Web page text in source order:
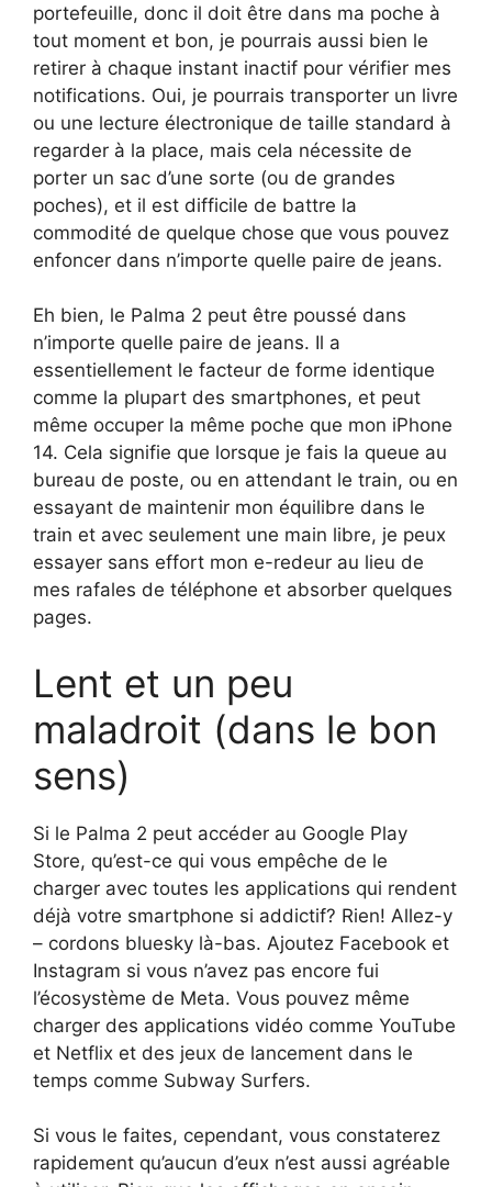
portefeuille, donc il doit être dans ma poche à
tout moment et bon, je pourrais aussi bien le
retirer à chaque instant inactif pour vérifier mes
notifications. Oui, je pourrais transporter un livre
ou une lecture électronique de taille standard à
regarder à la place, mais cela nécessite de
porter un sac d’une sorte (ou de grandes
poches), et il est difficile de battre la
commodité de quelque chose que vous pouvez
enfoncer dans n’importe quelle paire de jeans.
Eh bien, le Palma 2 peut être poussé dans
n’importe quelle paire de jeans. Il a
essentiellement le facteur de forme identique
comme la plupart des smartphones, et peut
même occuper la même poche que mon iPhone
14. Cela signifie que lorsque je fais la queue au
bureau de poste, ou en attendant le train, ou en
essayant de maintenir mon équilibre dans le
train et avec seulement une main libre, je peux
essayer sans effort mon e-redeur au lieu de
mes rafales de téléphone et absorber quelques
pages.
Lent et un peu
maladroit (dans le bon
sens)
Si le Palma 2 peut accéder au Google Play
Store, qu’est-ce qui vous empêche de le
charger avec toutes les applications qui rendent
déjà votre smartphone si addictif? Rien! Allez-y
– cordons bluesky là-bas. Ajoutez Facebook et
Instagram si vous n’avez pas encore fui
l’écosystème de Meta. Vous pouvez même
charger des applications vidéo comme YouTube
et Netflix et des jeux de lancement dans le
temps comme Subway Surfers.
Si vous le faites, cependant, vous constaterez
rapidement qu’aucun d’eux n’est aussi agréable